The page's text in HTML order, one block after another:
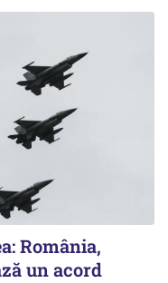
România,
un acord